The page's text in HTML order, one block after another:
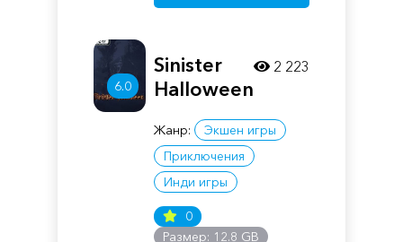
6.0
Sinister
Halloween
Жанр:
Экшен игры
Приключения
Инди игры
0
Размер: 12.8 GB
2 223